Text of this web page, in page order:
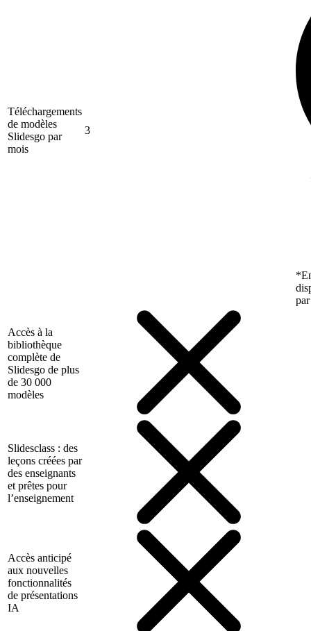
Téléchargements
de modèles
Slidesgo par
mois
3
Accès à la
bibliothèque
complète de
Slidesgo de plus
de 30 000
modèles
Slidesclass : des
leçons créées par
des enseignants
et prêtes pour
l’enseignement
Accès anticipé
aux nouvelles
fonctionnalités
de présentations
IA